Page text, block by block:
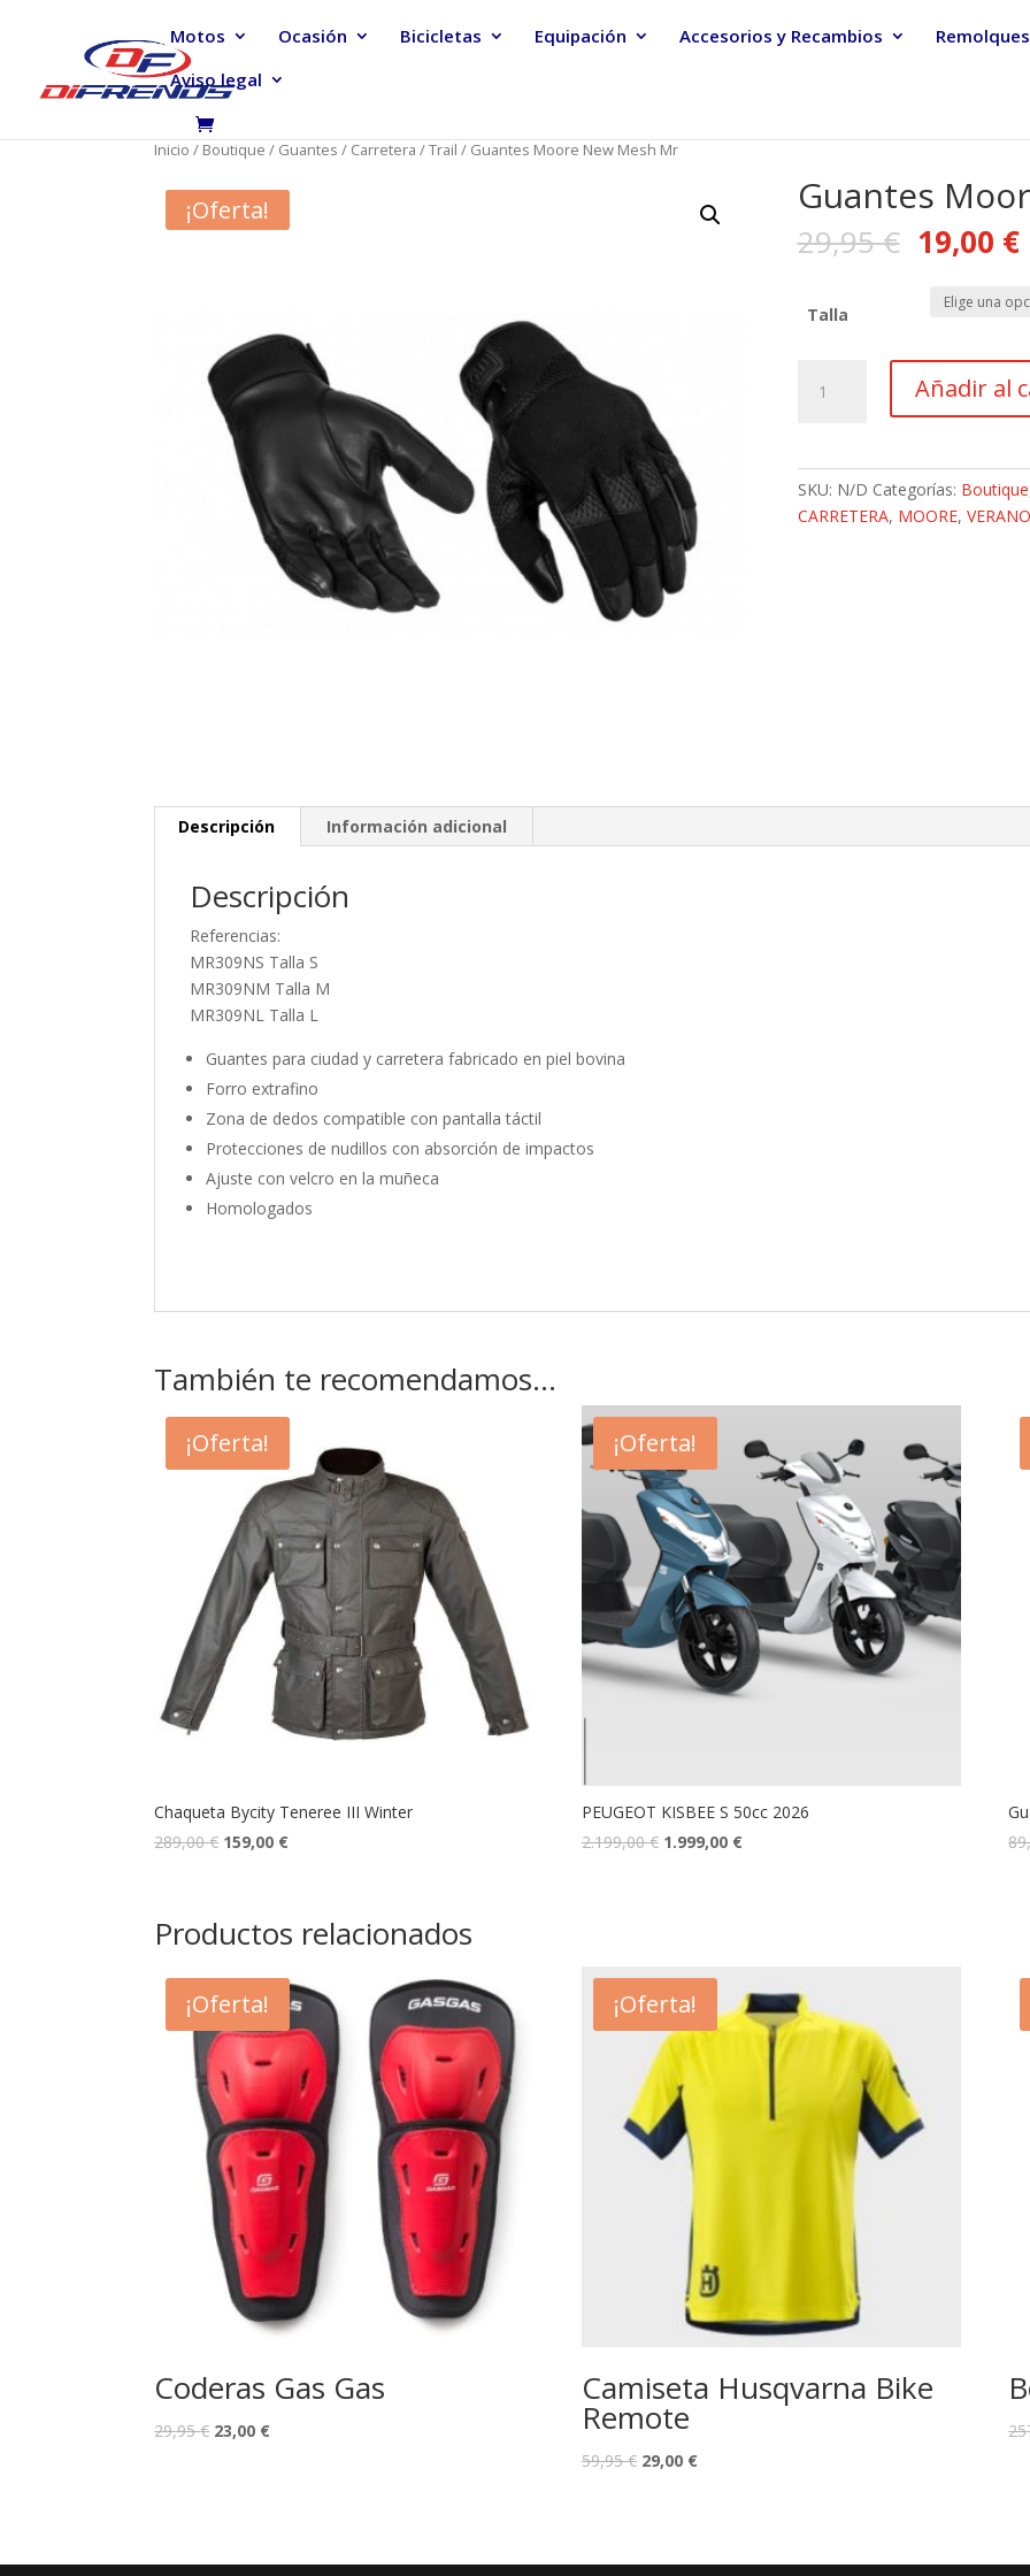
Motos Ocasión Bicicletas Equipación Accesorios y Recambios
Remolques
Aviso legal
Inicio / Boutique / Guantes / Carretera / Trail / Guantes Moore New Mesh Mr
¡Oferta! Guantes
29,95€ 19,00 €
Talla
Moore
Añadir al
SKU: N/D Categorías: Boutique
CARRETERA, MOORE, VERANO
Descripción Información adicional
Descripción
Referencias:
MR309NS Talla S
MR309NM Talla M
MR309NL Talla L
Guantes para ciudad y carretera fabricado en piel bovina
Forro extrafino
Zona de dedos compatible con pantalla táctil
Protecciones de nudillos con absorción de impactos
Ajuste con velcro en la muñeca
Homologados
También te recomendamos…
¡Oferta!
Chaqueta Bycity Teneree III Winter
289,00€ 159,00 €
¡Oferta!
PEUGEOT KISBEE S 50cc 2026
2.199,00€ 1.999,00 €
Productos relacionados
¡Oferta!
Coderas Gas Gas
29,95€ 23,00 €
¡Oferta!
Camiseta Husqvarna Bike
Remote
59,95€ 29,00 €